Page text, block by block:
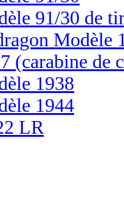
91/30 de
Modèle
(carabine de
1938
1944
LR